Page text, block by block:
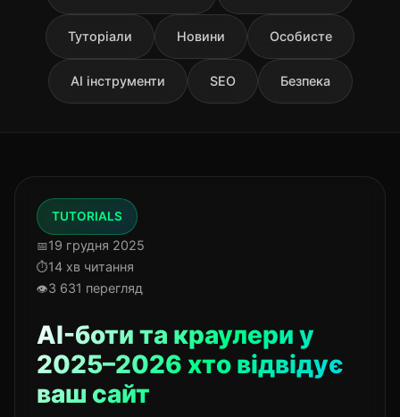
Туторіали Новини Особисте
AI інструменти SEO Безпека
TUTORIALS
19 грудня 2025
14 хв читання
3 631 перегляд
AI-боти та краулери у
2025–2026 хто відвідує
ваш сайт